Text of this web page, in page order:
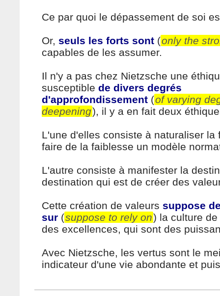
Ce par quoi le dépassement de soi
Or, seuls les forts sont (only the
capables de les assumer.
Il n'y a pas chez Nietzsche une
susceptible de divers degrés
d'approfondissement (of varying
deepening), il y a en fait deux
L'une d'elles consiste à naturaliser la
faire de la faiblesse un modèle
L'autre consiste à manifester la
destination qui est de créer des
Cette création de valeurs suppose
sur (suppose to rely on) la culture
des excellences, qui sont des
Avec Nietzsche, les vertus sont le
indicateur d'une vie abondante et